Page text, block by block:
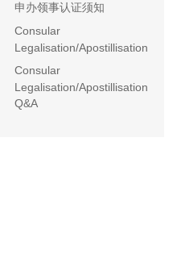
申办领事认证须知
Consular
Legalisation/Apostillisation
Consular
Legalisation/Apostillisation
Q&A